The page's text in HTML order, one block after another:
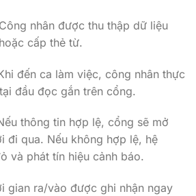
nhân được thu thập dữ liệu
cấp thẻ từ.
đến ca làm việc, công nhân thực
đầu đọc gắn trên cổng.
thông tin hợp lệ, cổng sẽ mở
đi qua. Nếu không hợp lệ, hệ
và phát tín hiệu cảnh báo.
gian ra/vào được ghi nhận ngay